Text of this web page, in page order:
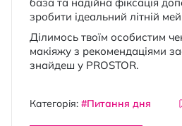
зробити ідеальний літній
Ділимось твоїм особистим
макіяжу з рекомендаціями
знайдеш у PROSTOR.
Категорія: #Питання дня